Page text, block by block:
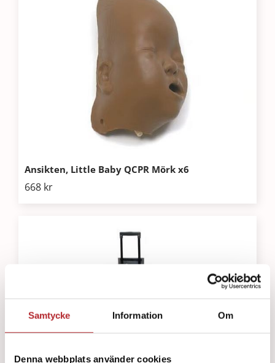
Samtycke Information Om
Denna webbplats använder cookies
Ansikten, Little Baby QCPR Mörk x6
668 kr